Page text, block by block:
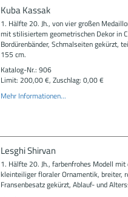
Kuba Kassak
1. Hälfte 20. Jh., von vier großen
mit stilisiertem geometrischen Dekor in
Bordürenbänder, Schmalseiten gekürzt,
155 cm.
Katalog-Nr.: 906
Limit: 200,00 €, Zuschlag: 0,00 €
Mehr Informationen...
Lesghi Shirvan
1. Hälfte 20. Jh., farbenfrohes Modell
kleinteiliger floraler Ornamentik, breiter,
Fransenbesatz gekürzt, Ablauf- und